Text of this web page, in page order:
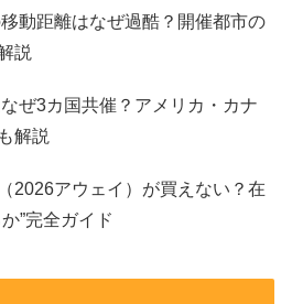
動距離はなぜ過酷？開催都市の
説
ぜ3カ国共催？アメリカ・カナ
解説
2026アウェイ）が買えない？在
”完全ガイド